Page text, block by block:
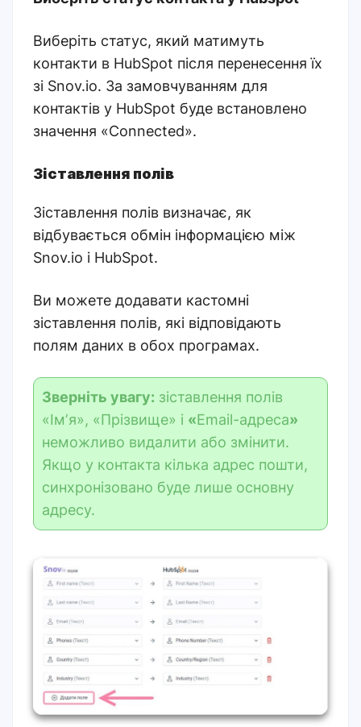
Виберіть статус, який матимуть
контакти в HubSpot після перенесення їх
зі Snov.io. За замовчуванням для
контактів у HubSpot буде встановлено
значення «Connected».
Зіставлення полів
Зіставлення полів визначає, як
відбувається обмін інформацією між
Snov.io і HubSpot.
Ви можете додавати кастомні
зіставлення полів, які відповідають
полям даних в обох програмах.
Зверніть увагу: зіставлення полів
«Імʼя», «Прізвище» і «Email-адреса»
неможливо видалити або змінити.
Якщо у контакта кілька адрес пошти,
синхронізовано буде лише основну
адресу.